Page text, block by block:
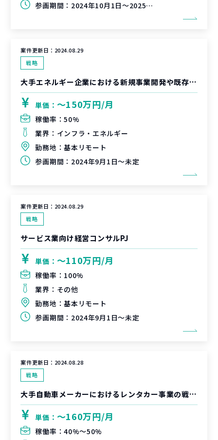
参画期間： 2024年10月1日～2025年1月31日（延長可能性有）
案件更新日： 2024.08.29
戦略
大手エネルギー企業における新規事業開発や既存事業改革におけるプロジェクトマネジメント支援
単価： 〜150万円/月
稼働率：50%
業界： インフラ・エネルギー
勤務地：基本リモート
参画期間： 2024年9月1日～未定
案件更新日： 2024.08.29
戦略
サービス業向け経営コンサルPJ
単価： 〜110万円/月
稼働率： 100%
業界： その他
勤務地：基本リモート
参画期間： 2024年9月1日～未定
案件更新日： 2024.08.28
戦略
大手自動車メーカーにおけるレンタカー事業の戦略立案・PoC実行支援
単価： 〜160万円/月
稼働率：40%〜50%